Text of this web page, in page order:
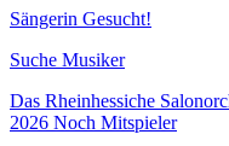
Sängerin Gesucht!
Suche Musiker
Das Rheinhessiche
2026 Noch Mitspieler